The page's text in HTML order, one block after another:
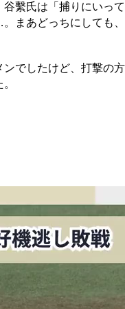
繫氏は「捕りにいっ
まあどっちにしても
でしたけど、打撃の